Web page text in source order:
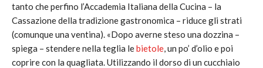
tanto che perfino l’Accademia Italiana della Cucina – la
Cassazione della tradizione gastronomica – riduce gli strati
(comunque una ventina). «Dopo averne steso una dozzina –
spiega – stendere nella teglia lebietole, un po’ d’olio e poi
coprire con la quagliata. Utilizzando il dorso di un cucchiaio